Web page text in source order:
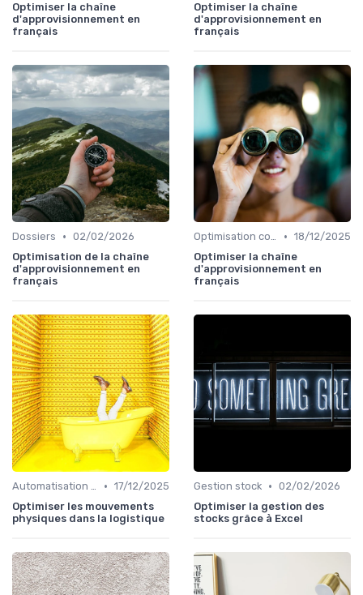
Optimiser la chaîne
d'approvisionnement en
français
Optimiser la chaîne
d'approvisionnement en
français
Dossiers • 02/02/2026
Optimisation de la chaîne
d'approvisionnement en
français
Optimisation coûts • 18/12/2025
Optimiser la chaîne
d'approvisionnement en
français
Automatisation processus • 17/12/2025
Optimiser les mouvements
physiques dans la logistique
Gestion stock • 02/02/2026
Optimiser la gestion des
stocks grâce à Excel